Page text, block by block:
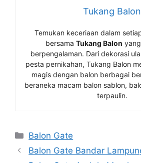
Tukang Balon
Temukan keceriaan dalam
bersama Tukang Balon
berpengalaman. Dari dekorasi
pesta pernikahan, Tukang Balon
magis dengan balon berbagai
beraneka macam balon sablon,
terpaulin.
Kategori
Balon Gate
Balon Gate Bandar